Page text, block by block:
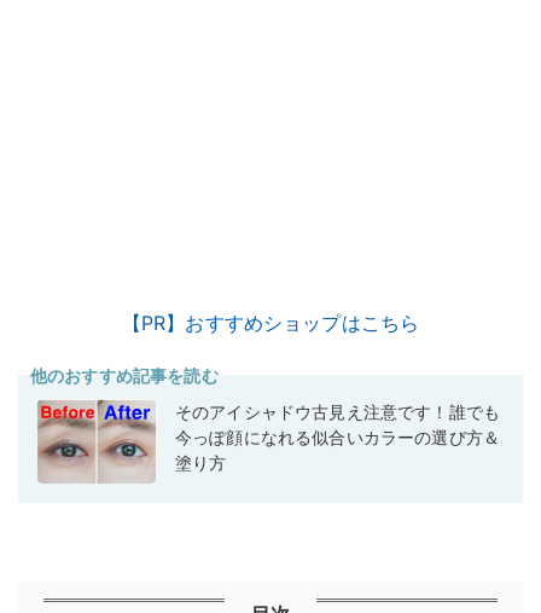
【PR】おすすめショップはこちら
他のおすすめ記事を読む
そのアイシャドウ古見え注意です！誰でも
今っぽ顔になれる似合いカラーの選び方＆
塗り方